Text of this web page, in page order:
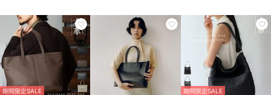
期間限定SALE
期間限定SALE